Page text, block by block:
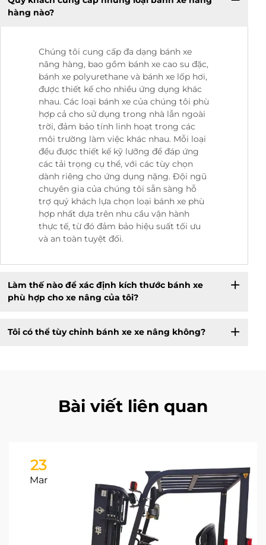
hàng nào?
Chúng tôi cung cấp đa dạng bánh xe
nâng hàng, bao gồm bánh xe cao su đặc,
bánh xe polyurethane và bánh xe lốp hơi,
được thiết kế cho nhiều ứng dụng khác
nhau. Các loại bánh xe của chúng tôi phù
hợp cả cho sử dụng trong nhà lẫn ngoài
trời, đảm bảo tính linh hoạt trong các
môi trường làm việc khác nhau. Mỗi loại
đều được thiết kế kỹ lưỡng để đáp ứng
các tải trọng cụ thể, với các tùy chọn
dành riêng cho ứng dụng nặng. Đội ngũ
chuyên gia của chúng tôi sẵn sàng hỗ
trợ quý khách lựa chọn loại bánh xe phù
hợp nhất dựa trên nhu cầu vận hành
thực tế, từ đó đảm bảo hiệu suất tối ưu
và an toàn tuyệt đối.
Làm thế nào để xác định kích thước bánh xe
phù hợp cho xe nâng của tôi?
Tôi có thể tùy chỉnh bánh xe xe nâng không?
Bài viết liên quan
23
Mar